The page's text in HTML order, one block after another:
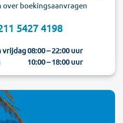
over boekingsaanvragen
5427 4198
vrijdag08:00 – 22:00 uur
10:00 – 18:00 uur